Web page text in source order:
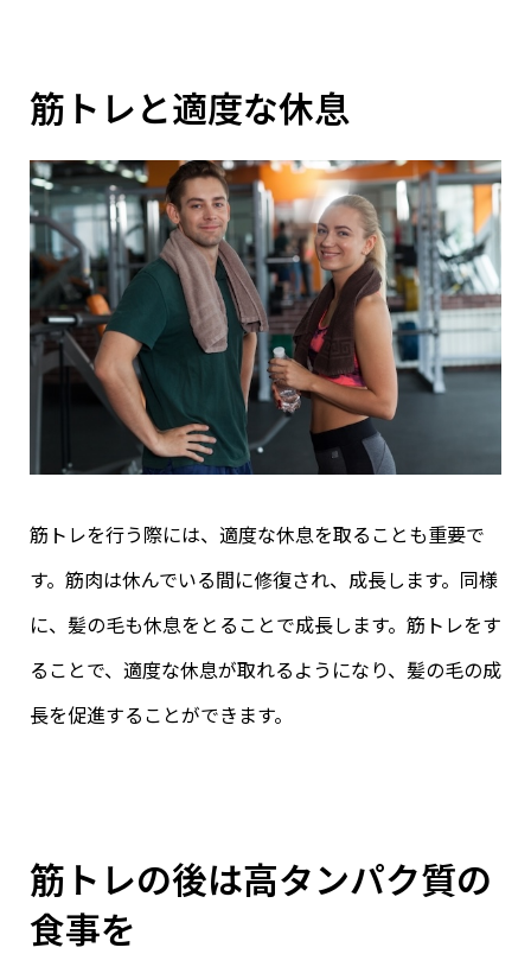
筋トレと適度な休息
筋トレを行う際には、適度な休息を取ることも重要で
す。筋肉は休んでいる間に修復され、成長します。同様
に、髪の毛も休息をとることで成長します。筋トレをす
ることで、適度な休息が取れるようになり、髪の毛の成
長を促進することができます。
筋トレの後は高タンパク質の
食事を